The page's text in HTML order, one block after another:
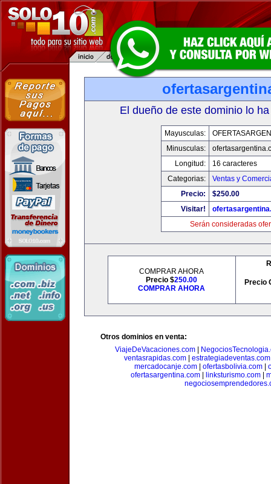
El dueño de este dominio lo
Mayusculas:
Minusculas:
Longitud:
16 caracteres
Categorias:
Ventas y
Precio:
$250.00
Visitar!
Serán consideradas
COMPRAR AHORA
Precio $250.00
COMPRAR AHORA
Precio
Otros dominios en venta:
ViajeDeVacaciones.com|
ventasrapidas.com
estrategiadeventas.com
mercadocanje.com
ofertasbolivia.com
ofertasargentina.com| linksturismo.com|